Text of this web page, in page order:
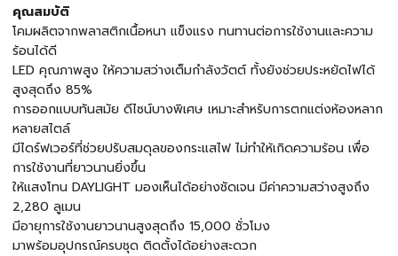
คุณสมบัติ
โคมผลิตจากพลาสติกเนื้อหนา แข็งแรง ทนทานต่อการใช้งานและความ
ร้อนได้ดี
LED คุณภาพสูง ให้ความสว่างเต็มกำลังวัตต์ ทั้งยังช่วยประหยัดไฟได้
สูงสุดถึง 85%
การออกแบบทันสมัย ดีไซน์บางพิเศษ เหมาะสำหรับการตกแต่งห้องหลาก
หลายสไตล์
มีไดร์ฟเวอร์ที่ช่วยปรับสมดุลของกระแสไฟ ไม่ทำให้เกิดความร้อน เพื่อ
การใช้งานที่ยาวนานยิ่งขึ้น
ให้แสงโทน DAYLIGHT มองเห็นได้อย่างชัดเจน มีค่าความสว่างสูงถึง
2,280 ลูเมน
มีอายุการใช้งานยาวนานสูงสุดถึง 15,000 ชั่วโมง
มาพร้อมอุปกรณ์ครบชุด ติดตั้งได้อย่างสะดวก